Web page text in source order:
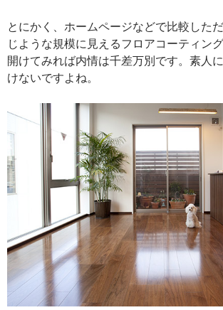
とにかく、ホームページなどで比較した
じような規模に見えるフロアコーティン
開けてみれば内情は千差万別です。素人
けないですよね。